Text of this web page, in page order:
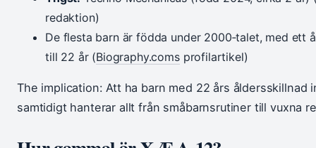
redaktion)
De flesta barn är födda under 2000‑talet, med ett
till 22 år (Biography.comsprofilartikel)
The implication: Att ha barn med 22 års åldersskillnad
samtidigt hanterar allt från småbarnsrutiner till vuxna